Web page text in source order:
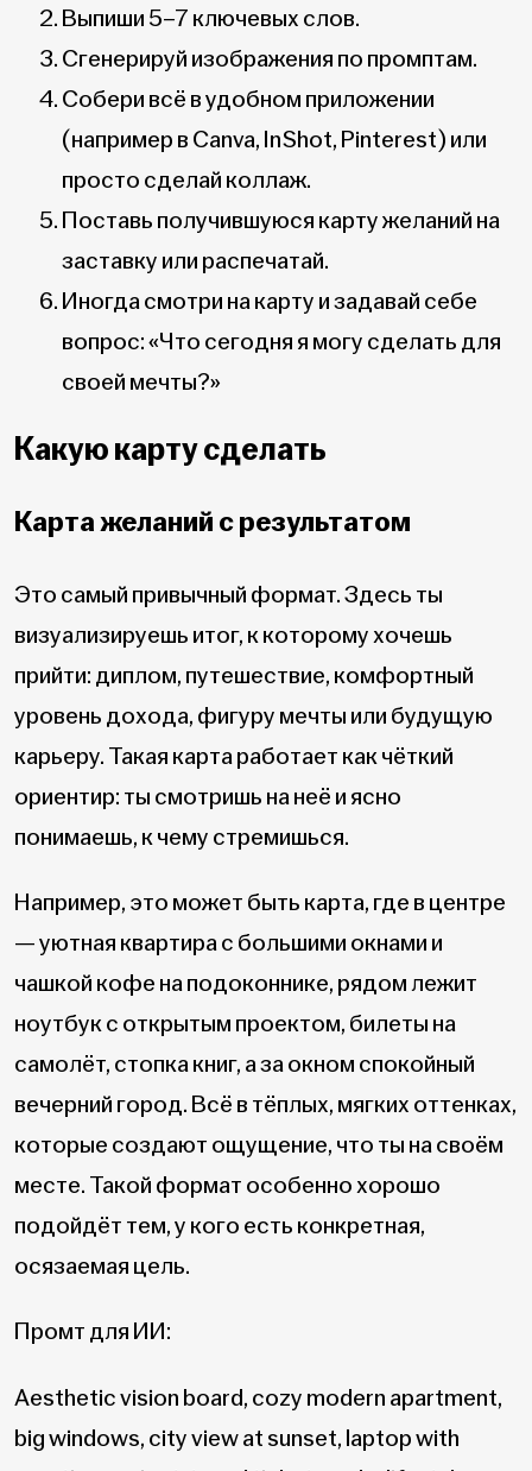
Выпиши 5–7 ключевых слов.
Сгенерируй изображения по промптам.
Собери всё в удобном приложении
(например в Canva, InShot, Pinterest) или
просто сделай коллаж.
Поставь получившуюся карту желаний на
заставку или распечатай.
Иногда смотри на карту и задавай себе
вопрос: «Что сегодня я могу сделать для
своей мечты?»
Какую карту сделать
Карта желаний с результатом
Это самый привычный формат. Здесь ты
визуализируешь итог, к которому хочешь
прийти: диплом, путешествие, комфортный
уровень дохода, фигуру мечты или будущую
карьеру. Такая карта работает как чёткий
ориентир: ты смотришь на неё и ясно
понимаешь, к чему стремишься.
Например, это может быть карта, где в центре
— уютная квартира с большими окнами и
чашкой кофе на подоконнике, рядом лежит
ноутбук с открытым проектом, билеты на
самолёт, стопка книг, а за окном спокойный
вечерний город. Всё в тёплых, мягких оттенках,
которые создают ощущение, что ты на своём
месте. Такой формат особенно хорошо
подойдёт тем, у кого есть конкретная,
осязаемая цель.
Промт для ИИ:
Aesthetic vision board, cozy modern apartment,
big windows, city view at sunset, laptop with